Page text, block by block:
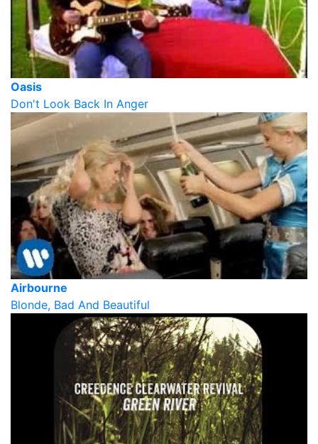
Oasis
Don't Look Back In Anger
Airbourne
Blonde, Bad And Beautiful